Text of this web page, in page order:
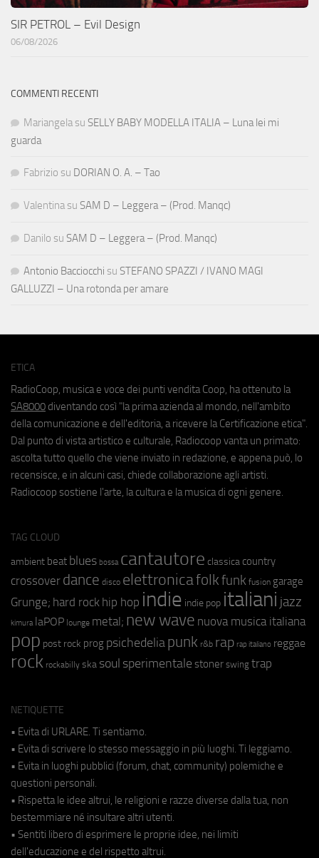
SIR PETROL – Evil Design
06/08/2026
COMMENTI RECENTI
Mariangela su SELLY BABY MODELLA ITALIA – Luna lei mi
guarda
Fabrizio su DORIAN O. A. – Tao
Valentina su SAM D – Leggera – (Prod. Manqc)
Danilo su SAM D – Leggera – (Prod. Manqc)
Antonio Bacciocchi su STEFANO SPAZZI / IVANO MAGI
GALLUZZI – Una rotonda per amare
ETICA
RadioCoop, musica e voce dei punti vendita Coop, ha ottenuto la
SA8000 diventando così "la prima azienda al mondo, nell'ambito
della comunicazione e dell'editoria, a ricevere la Certificazione etica".
Dal punto di vista artistico e culturale, Radiocoop vanta un primato:
ascolta tutto quello che viene inviato in redazione, e appena può, lo
recensisce, e in alcuni casi, chiede collaborazione agli artisti.
Radiocoop sostiene l'arte, la cultura e la musica di ogni genere.
TAG CLOUD
ambient beat blues bossa cantautore classica country
crossover dance disco elettronicafolkfunk fusion garage
Grunge; hard rock hip hop indie indie pop italiani jazz
kimura laPOP lounge metal; new wave nuova musica italiana
pop post rock prog psichedeliapunk r&b rap rap italiano reggae
rock rockabilly ska soul sperimentale stoner swing trap
NETIQUETTE
• Evita di URLARE. Ti sentiamo.
• Evita di scrivere lo stesso messaggio in più luoghi. Ti leggiamo.
• Evita in luoghi pubblici (forum, chat, community) polemiche e
questioni personali.
• Rispetta le idee altrui, le religioni e razze diverse dalla tua, non
bestemmiare né insultare altri utenti.
• Sentiti libero di esprimere le proprie idee, nei limiti
dell'educazione e del rispetto altrui.